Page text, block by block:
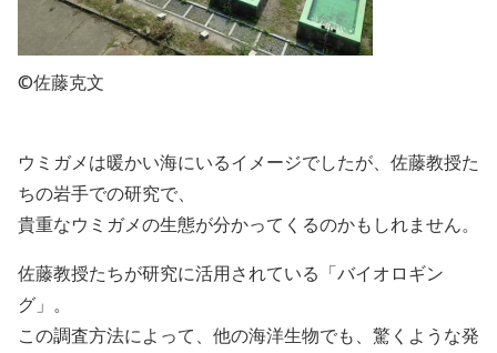
©佐藤克文
ウミガメは暖かい海にいるイメージでしたが、佐藤教授た
ちの岩手での研究で、
貴重なウミガメの生態が分かってくるのかもしれません。
佐藤教授たちが研究に活用されている「バイオロギン
グ」。
この調査方法によって、他の海洋生物でも、驚くような発